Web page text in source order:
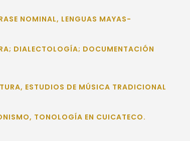
NOMINAL, LENGUAS MAYAS-
DIALECTOLOGÍA; DOCUMENTACIÓN
ESTUDIOS DE MÚSICA TRADICIONAL
TONOLOGÍA EN CUICATECO.